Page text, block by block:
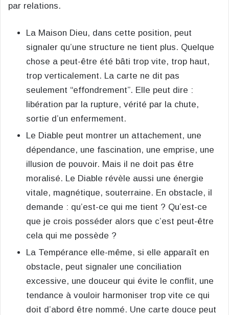
par relations.
La Maison Dieu, dans cette position, peut
signaler qu’une structure ne tient plus. Quelque
chose a peut-être été bâti trop vite, trop haut,
trop verticalement. La carte ne dit pas
seulement “effondrement”. Elle peut dire :
libération par la rupture, vérité par la chute,
sortie d’un enfermement.
Le Diable peut montrer un attachement, une
dépendance, une fascination, une emprise, une
illusion de pouvoir. Mais il ne doit pas être
moralisé. Le Diable révèle aussi une énergie
vitale, magnétique, souterraine. En obstacle, il
demande : qu’est-ce qui me tient ? Qu’est-ce
que je crois posséder alors que c’est peut-être
cela qui me possède ?
La Tempérance elle-même, si elle apparaît en
obstacle, peut signaler une conciliation
excessive, une douceur qui évite le conflit, une
tendance à vouloir harmoniser trop vite ce qui
doit d’abord être nommé. Une carte douce peut